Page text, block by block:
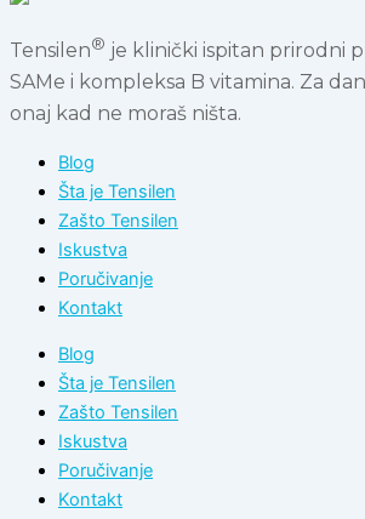
Tensilen® je klinički ispitan prirodni
SAMe i kompleksa B vitamina. Za dan
onaj kad ne moraš ništa.
Blog
Šta je Tensilen
Zašto Tensilen
Iskustva
Poručivanje
Kontakt
Blog
Šta je Tensilen
Zašto Tensilen
Iskustva
Poručivanje
Kontakt